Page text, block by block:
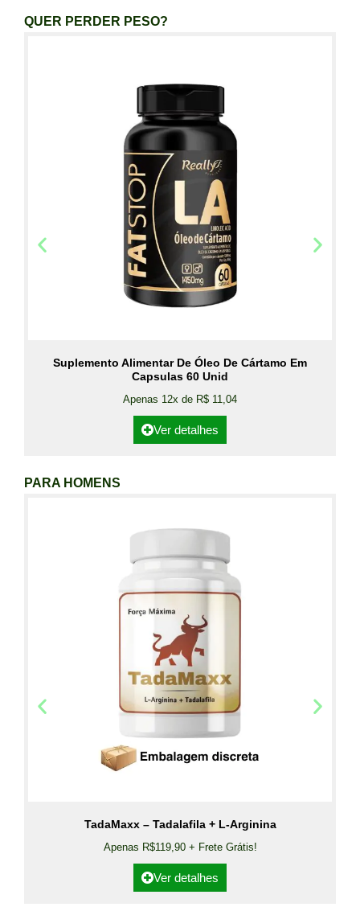
QUER PERDER PESO?
Suplemento Alimentar De Óleo De Cártamo Em
Capsulas 60 Unid
Apenas 12x de R$ 11,04
Ver detalhes
PARA HOMENS
TadaMaxx – Tadalafila + L-Arginina
Apenas R$119,90 + Frete Grátis!
Ver detalhes